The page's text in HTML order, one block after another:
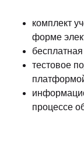
комплект
форме
тестовое
процессе